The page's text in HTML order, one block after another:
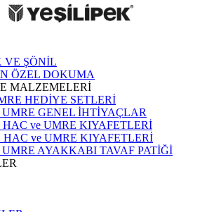
VE ŞÖNİL
ÖZEL DOKUMA
MALZEMELERİ
HEDİYE SETLERİ
UMRE GENEL İHTİYAÇLAR
ve UMRE KIYAFETLERİ
HAC ve UMRE KIYAFETLERİ
UMRE AYAKKABI TAVAF PATİĞİ